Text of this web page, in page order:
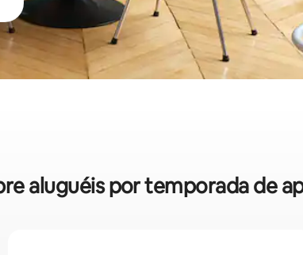
aluguéis por temporada de